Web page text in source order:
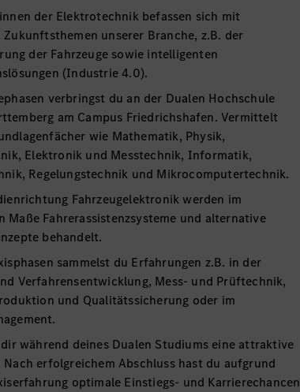
der Elektrotechnik befassen sich mit
Zukunftsthemen unserer Branche, z.B. der
der Fahrzeuge sowie intelligenten
(Industrie 4.0).
verbringst du an der Dualen Hochschule
am Campus Friedrichshafen. Vermittelt
wie Mathematik, Physik,
Elektronik und Messtechnik, Informatik,
Regelungstechnik und Mikrocomputertechnik.
Fahrzeugelektronik werden im
Maße Fahrerassistenzsysteme und alternative
behandelt.
sammelst du Erfahrungen z.B. in der
Verfahrensentwicklung, Mess- und Prüftechnik,
und Qualitätssicherung oder im
während deines Dualen Studiums eine attraktive
Nach erfolgreichem Abschluss hast du aufgrund
optimale Einstiegs- und Karrierechancen